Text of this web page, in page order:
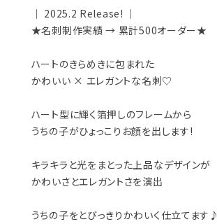
｜ 2025.2 Release! ｜
★名刺制作実績 → 累計500オーダー★
ハートのきらめきに包まれた
かわいい × エレガントな名刺♡
ハート型に輝く箔押しのフレームから
うちの子がひょっこりお顔を出します!
キラキラと光をまとった上品なデザインが
かわいさとエレガントさを演出
うちの子をとびっきりかわいく仕立てます♪